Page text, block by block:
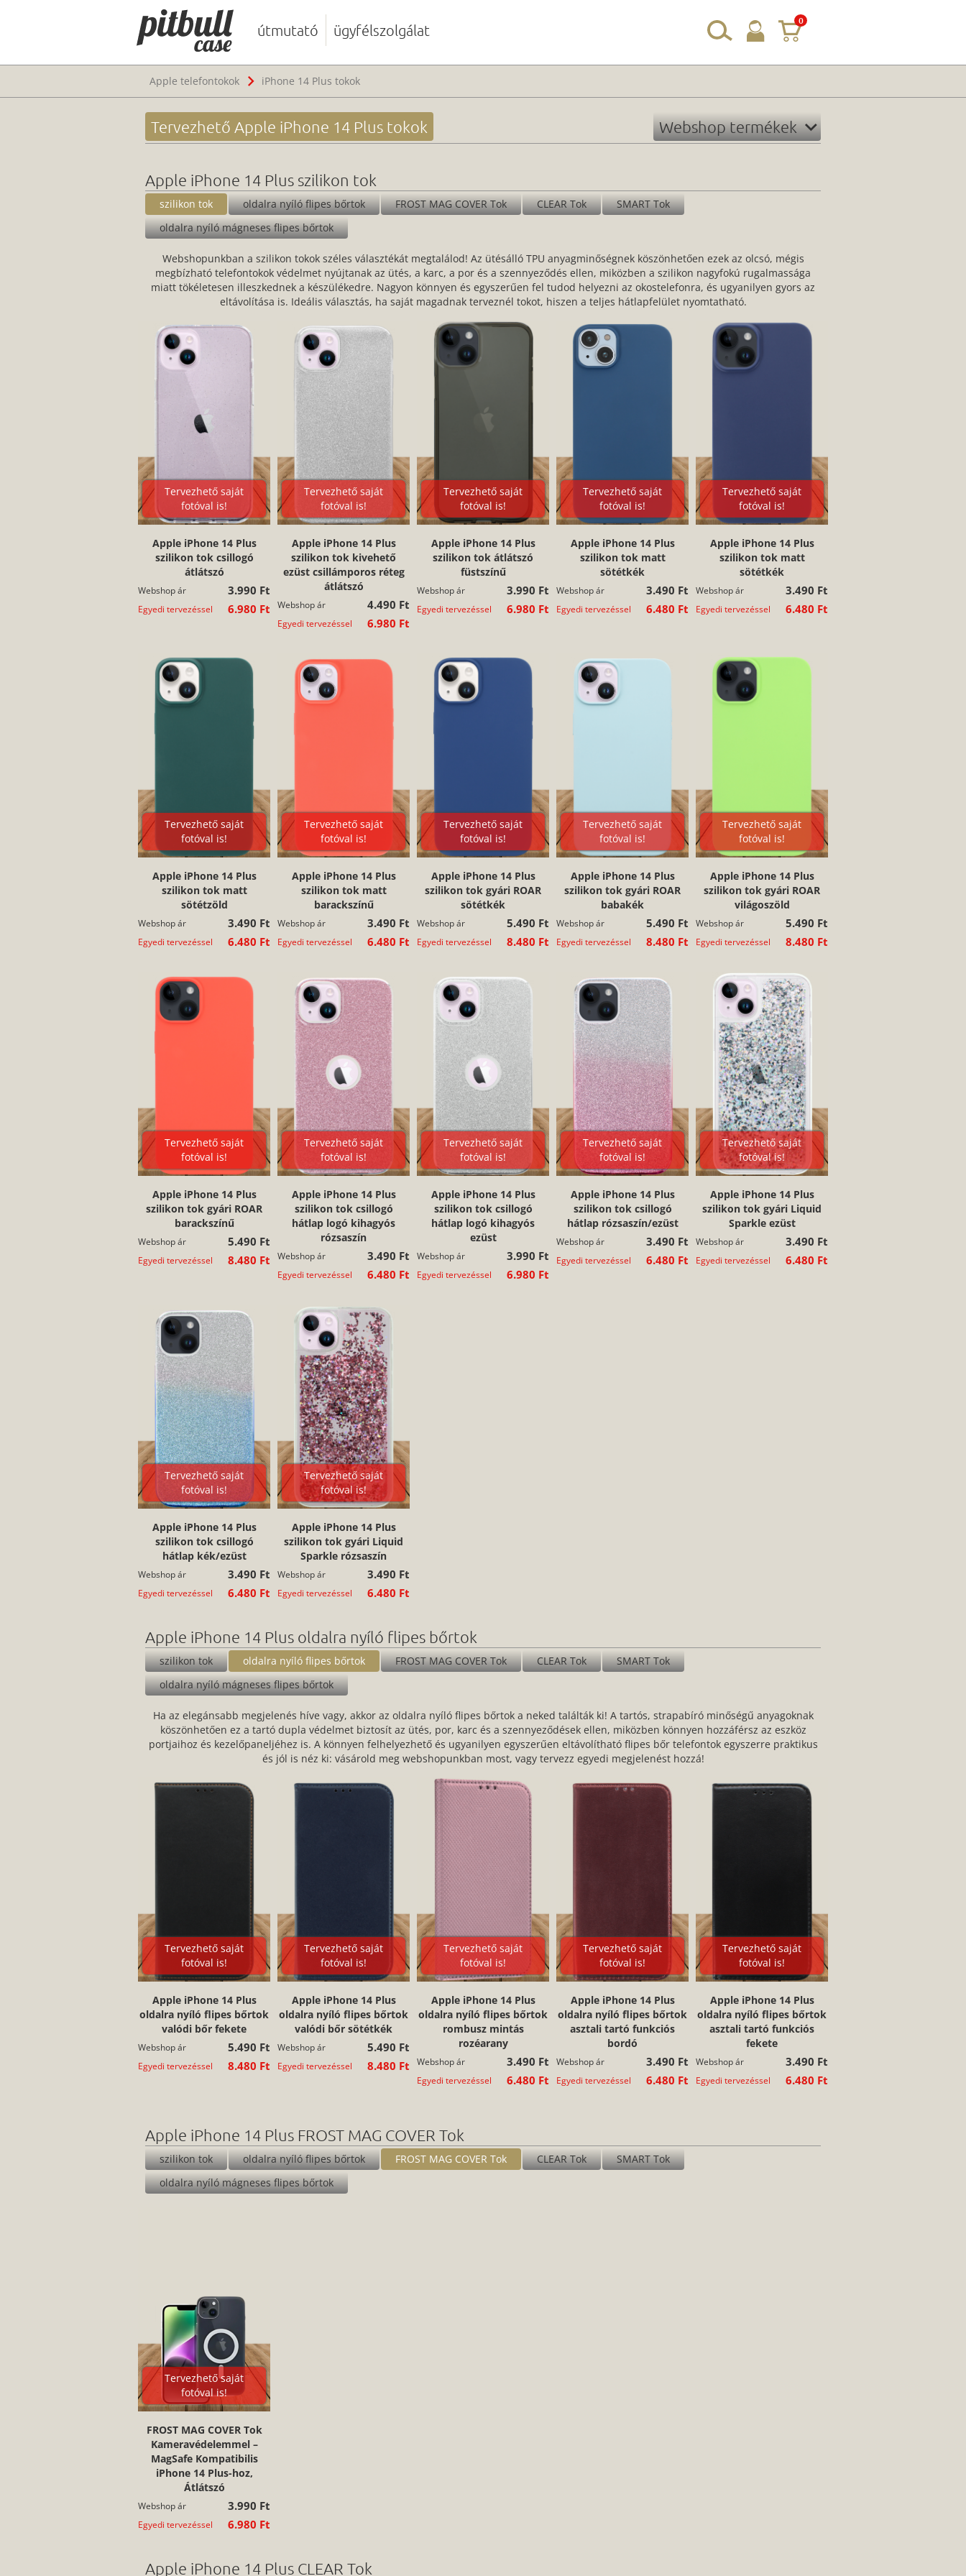
0
útmutató ügyfélszolgálat
Apple telefontokok iPhone 14 Plus tokok
Tervezhető Apple iPhone 14 Plus tokok Webshop termékek
Apple iPhone 14 Plus szilikon tok
szilikon tok oldalra nyíló flipes bőrtok FROST MAG COVER Tok CLEAR Tok
SMART Tok
oldalra nyíló mágneses flipes bőrtok
Webshopunkban a szilikon tokok széles választékát megtalálod! Az ütésálló TPU anyagminőségnek köszönhetően ezek az olcsó, mégis
megbízható telefontokok védelmet nyújtanak az ütés, a karc, a por és a szennyeződés ellen, miközben a szilikon nagyfokú rugalmassága
miatt tökéletesen illeszkednek a készülékedre. Nagyon könnyen és egyszerűen fel tudod helyezni az okostelefonra, és ugyanilyen gyors az
eltávolítása is. Ideális választás, ha saját magadnak terveznél tokot, hiszen a teljes hátlapfelület nyomtatható.
Tervezhető saját
fotóval is!
Apple iPhone 14 Plus
szilikon tok csillogó
átlátszó
Webshop ár 3.990 Ft
Egyedi tervezéssel 6.980 Ft
Tervezhető saját
fotóval is!
Apple iPhone 14 Plus
szilikon tok kivehető
ezüst csillámporos réteg
átlátszó
Webshop ár 4.490 Ft
Egyedi tervezéssel 6.980 Ft
Tervezhető saját
fotóval is!
Apple iPhone 14 Plus
szilikon tok átlátszó
füstszínű
Webshop ár 3.990 Ft
Egyedi tervezéssel 6.980 Ft
Tervezhető saját
fotóval is!
Apple iPhone 14 Plus
szilikon tok matt
sötétkék
Webshop ár 3.490 Ft
Egyedi tervezéssel 6.480 Ft
Tervezhető saját
fotóval is!
Apple iPhone 14 Plus
szilikon tok matt
sötétkék
Webshop ár 3.490 Ft
Egyedi tervezéssel 6.480 Ft
Tervezhető saját
fotóval is!
Apple iPhone 14 Plus
szilikon tok matt
sötétzöld
Webshop ár 3.490 Ft
Egyedi tervezéssel 6.480 Ft
Tervezhető saját
fotóval is!
Apple iPhone 14 Plus
szilikon tok matt
barackszínű
Webshop ár 3.490 Ft
Egyedi tervezéssel 6.480 Ft
Tervezhető saját
fotóval is!
Apple iPhone 14 Plus
szilikon tok gyári ROAR
sötétkék
Webshop ár 5.490 Ft
Egyedi tervezéssel 8.480 Ft
Tervezhető saját
fotóval is!
Apple iPhone 14 Plus
szilikon tok gyári ROAR
babakék
Webshop ár 5.490 Ft
Egyedi tervezéssel 8.480 Ft
Tervezhető saját
fotóval is!
Apple iPhone 14 Plus
szilikon tok gyári ROAR
világoszöld
Webshop ár 5.490 Ft
Egyedi tervezéssel 8.480 Ft
Tervezhető saját
fotóval is!
Apple iPhone 14 Plus
szilikon tok gyári ROAR
barackszínű
Webshop ár 5.490 Ft
Egyedi tervezéssel 8.480 Ft
Tervezhető saját
fotóval is!
Apple iPhone 14 Plus
szilikon tok csillogó
hátlap logó kihagyós
rózsaszín
Webshop ár 3.490 Ft
Egyedi tervezéssel 6.480 Ft
Tervezhető saját
fotóval is!
Apple iPhone 14 Plus
szilikon tok csillogó
hátlap logó kihagyós
ezüst
Webshop ár 3.990 Ft
Egyedi tervezéssel 6.980 Ft
Tervezhető saját
fotóval is!
Apple iPhone 14 Plus
szilikon tok csillogó
hátlap rózsaszín/ezüst
Webshop ár 3.490 Ft
Egyedi tervezéssel 6.480 Ft
Tervezhető saját
fotóval is!
Apple iPhone 14 Plus
szilikon tok gyári Liquid
Sparkle ezüst
Webshop ár 3.490 Ft
Egyedi tervezéssel 6.480 Ft
Tervezhető saját
fotóval is!
Apple iPhone 14 Plus
szilikon tok csillogó
hátlap kék/ezüst
Webshop ár 3.490 Ft
Egyedi tervezéssel 6.480 Ft
Tervezhető saját
fotóval is!
Apple iPhone 14 Plus
szilikon tok gyári Liquid
Sparkle rózsaszín
Webshop ár 3.490 Ft
Egyedi tervezéssel 6.480 Ft
Apple iPhone 14 Plus oldalra nyíló flipes bőrtok
szilikon tok oldalra nyíló flipes bőrtok FROST MAG COVER Tok CLEAR Tok
SMART Tok
oldalra nyíló mágneses flipes bőrtok
Ha az elegánsabb megjelenés híve vagy, akkor az oldalra nyíló flipes bőrtok a neked találták ki! A tartós, strapabíró minőségű anyagoknak
köszönhetően ez a tartó dupla védelmet biztosít az ütés, por, karc és a szennyeződések ellen, miközben könnyen hozzáférsz az eszköz
portjaihoz és kezelőpaneljéhez is. A könnyen felhelyezhető és ugyanilyen egyszerűen eltávolítható flipes bőr telefontok egyszerre praktikus
és jól is néz ki: vásárold meg webshopunkban most, vagy tervezz egyedi megjelenést hozzá!
Tervezhető saját
fotóval is!
Apple iPhone 14 Plus
oldalra nyíló flipes bőrtok
valódi bőr fekete
Webshop ár 5.490 Ft
Egyedi tervezéssel 8.480 Ft
Tervezhető saját
fotóval is!
Apple iPhone 14 Plus
oldalra nyíló flipes bőrtok
valódi bőr sötétkék
Webshop ár 5.490 Ft
Egyedi tervezéssel 8.480 Ft
Tervezhető saját
fotóval is!
Apple iPhone 14 Plus
oldalra nyíló flipes bőrtok
rombusz mintás
rozéarany
Webshop ár 3.490 Ft
Egyedi tervezéssel 6.480 Ft
Tervezhető saját
fotóval is!
Apple iPhone 14 Plus
oldalra nyíló flipes bőrtok
asztali tartó funkciós
bordó
Webshop ár 3.490 Ft
Egyedi tervezéssel 6.480 Ft
Tervezhető saját
fotóval is!
Apple iPhone 14 Plus
oldalra nyíló flipes bőrtok
asztali tartó funkciós
fekete
Webshop ár 3.490 Ft
Egyedi tervezéssel 6.480 Ft
Apple iPhone 14 Plus FROST MAG COVER Tok
szilikon tok oldalra nyíló flipes bőrtok FROST MAG COVER Tok CLEAR Tok
SMART Tok
oldalra nyíló mágneses flipes bőrtok
Tervezhető saját
fotóval is!
FROST MAG COVER Tok
Kameravédelemmel –
MagSafe Kompatibilis
iPhone 14 Plus-hoz,
Átlátszó
Webshop ár 3.990 Ft
Egyedi tervezéssel 6.980 Ft
Apple iPhone 14 Plus CLEAR Tok